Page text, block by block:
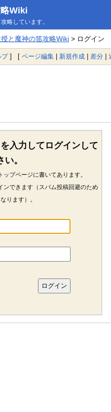
Wiki
略しています。
と魔神の笛攻略Wiki> ログイン
プ] [ ページ編集 | 新規作成 | 差分 |
入力してログインして
い。
プページに書いてあります。
ンできます（スパム投稿回避のため
ります）。